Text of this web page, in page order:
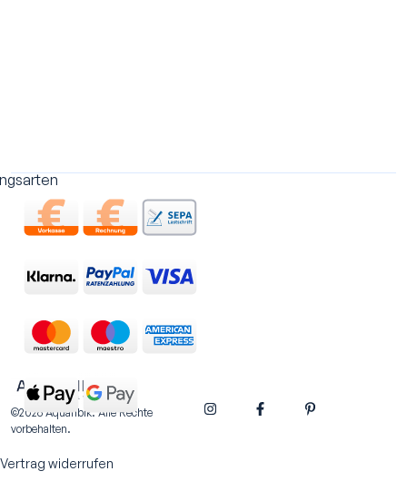
©2026 Aquaribik. Alle Rechte
vorbehalten.
Vertrag widerrufen